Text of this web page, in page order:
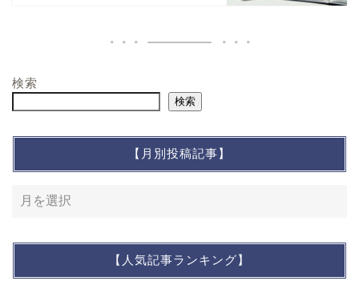
検索
検索
【月別投稿記事】
【人気記事ランキング】